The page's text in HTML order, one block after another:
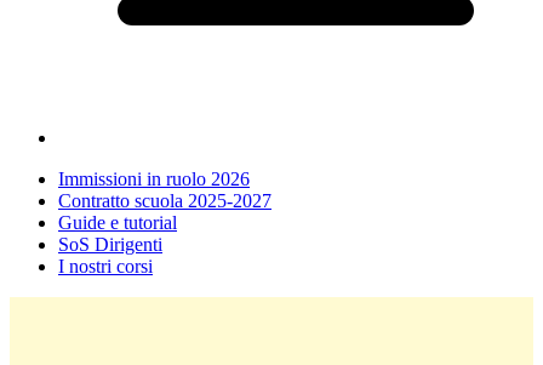
Immissioni in ruolo 2026
Contratto scuola 2025-2027
Guide e tutorial
SoS Dirigenti
I nostri corsi